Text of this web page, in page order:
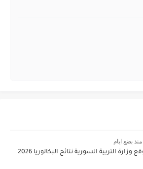
منذ بضع ايام
وزارة التربية السورية نتائج البكالوريا 2026